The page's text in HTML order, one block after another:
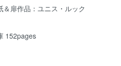
＆扉作品：ユニス・ルック
152pages